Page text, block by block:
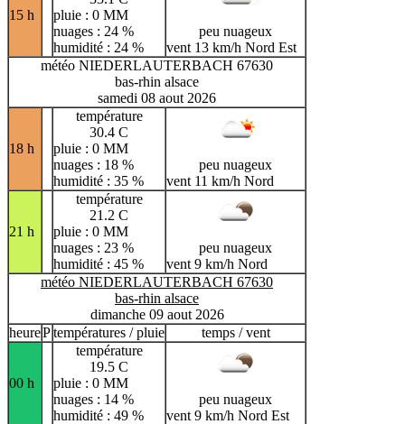
15 h
pluie : 0 MM
nuages : 24 %
humidité : 24 %
peu nuageux
vent 13 km/h Nord Est
météo NIEDERLAUTERBACH 67630
bas-rhin alsace
samedi 08 aout 2026
18 h
température
30.4 C
pluie : 0 MM
nuages : 18 %
humidité : 35 %
peu nuageux
vent 11 km/h Nord
21 h
température
21.2 C
pluie : 0 MM
nuages : 23 %
humidité : 45 %
peu nuageux
vent 9 km/h Nord
météo NIEDERLAUTERBACH 67630
bas-rhin alsace
dimanche 09 aout 2026
heurePtempératures / pluie temps / vent
00 h
température
19.5 C
pluie : 0 MM
nuages : 14 %
humidité : 49 %
peu nuageux
vent 9 km/h Nord Est